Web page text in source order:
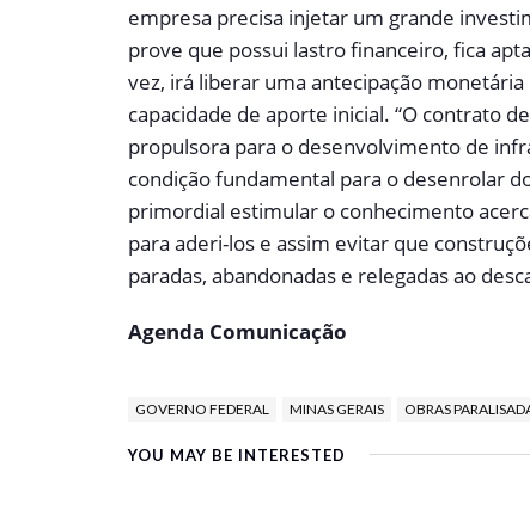
empresa precisa injetar um grande
prove que possui lastro financeiro, fica
vez, irá liberar uma antecipação
capacidade de aporte inicial. “O contrato
propulsora para o desenvolvimento de
condição fundamental para o desenrolar
primordial estimular o conhecimento
para aderi-los e assim evitar que
paradas, abandonadas e relegadas ao
Agenda Comunicação
GOVERNO FEDERAL MINAS GERAIS OBRAS
YOU MAY BE INTERESTED